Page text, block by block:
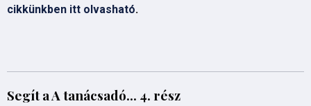
cikkünkben itt olvasható.
Segít a A tanácsadó... 4. rész